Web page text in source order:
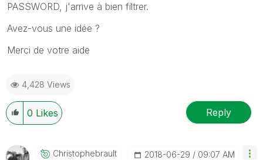
PASSWORD, j'arrive à bien filtrer.
Avez-vous une idée ?
Merci de votre aide
4,428 Views
0 Likes Reply
ChristophebraulT ‎2018-06-29 09:07 AM